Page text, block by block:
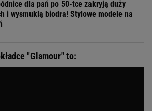
dla pań po 50-tce zakryją duży
i wysmuklą biodra! Stylowe modele na
"Glamour" to: